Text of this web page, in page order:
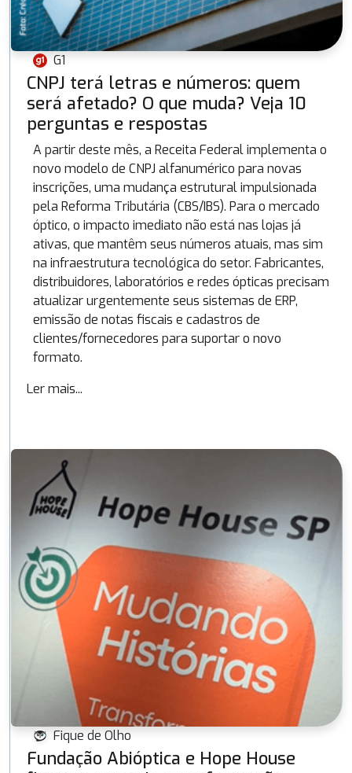
G1
CNPJ terá letras e números: quem
será afetado? O que muda? Veja 10
perguntas e respostas
A partir deste mês, a Receita Federal implementa o
novo modelo de CNPJ alfanumérico para novas
inscrições, uma mudança estrutural impulsionada
pela Reforma Tributária (CBS/IBS). Para o mercado
óptico, o impacto imediato não está nas lojas já
ativas, que mantêm seus números atuais, mas sim
na infraestrutura tecnológica do setor. Fabricantes,
distribuidores, laboratórios e redes ópticas precisam
atualizar urgentemente seus sistemas de ERP,
emissão de notas fiscais e cadastros de
clientes/fornecedores para suportar o novo
formato.
Ler mais...
Fique de Olho
Fundação Abióptica e Hope House